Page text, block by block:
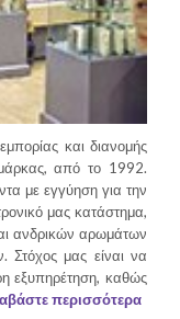
και διανομής
από το 1992.
με εγγύηση για την
μας κατάστημα,
ανδρικών αρωμάτων
Στόχος μας είναι να
εξυπηρέτηση, καθώς
περισσότερα